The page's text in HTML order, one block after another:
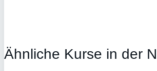
Ähnliche Kurse in der